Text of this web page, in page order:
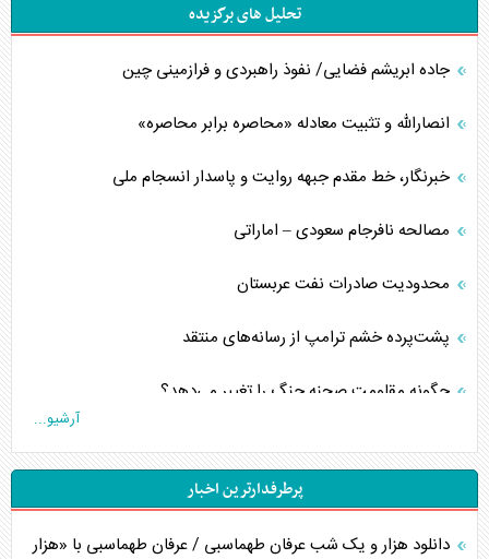
تحلیل های برگزیده
جاده ابریشم فضایی/ نفوذ راهبردی و فرازمینی چین
انصارالله و تثبیت معادله «محاصره برابر محاصره»
خبرنگار، خط مقدم جبهه روایت و پاسدار انسجام ملی
مصالحه نافرجام سعودی – اماراتی
محدودیت صادرات نفت عربستان
پشت‌پرده خشم ترامپ از رسانه‌های منتقد
چگونه مقاومت صحنه جنگ را تغییر می‌دهد؟
جنگ رمضان و معضل حضور نظامیان آمریکایی
تحلیل جامع پدیده تراستی‌ها
تأثیر جنگ ایران و آمریکا بر اقتصاد جهانی
آرشیو...
پرطرفدارترین اخبار
دانلود هزار و یک شب عرفان طهماسبی / عرفان طهماسبی با «هزار